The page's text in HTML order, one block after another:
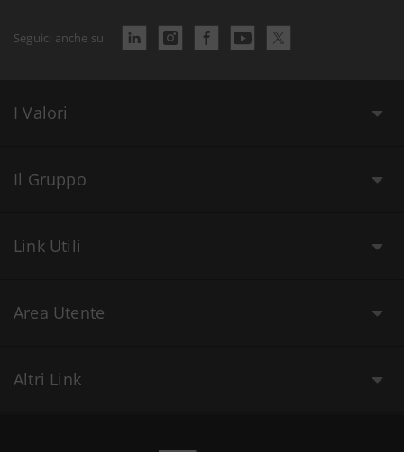
Seguici anche su
I Valori
Il Gruppo
Link Utili
Area Utente
Altri Link